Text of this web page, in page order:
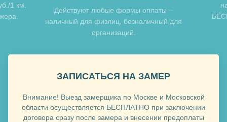
Хочу такую
Хочу такую
1 км.
Действуют любые формы оплаты –
наличный для физлиц, безналичный для
организаций.
ЗАПИСАТЬСЯ НА ЗАМЕР
Внимание! Выезд замерщика по Москве и Московской
области осуществляется БЕСПЛАТНО при заключении
договора сразу после замера и внесении предоплаты